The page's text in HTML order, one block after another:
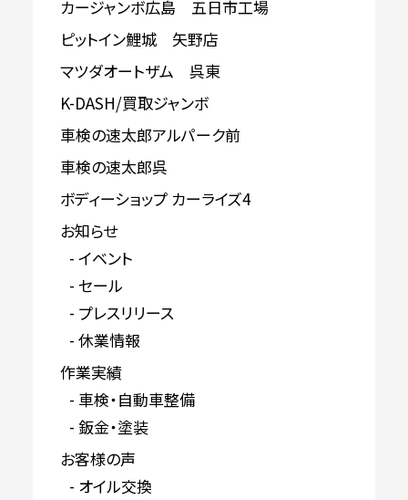
カージャンボ広島 五日市工場
ピットイン鯉城 矢野店
マツダオートザム 呉東
K-DASH/買取ジャンボ
車検の速太郎アルパーク前
車検の速太郎呉
ボディーショップ カーライズ4
お知らせ
イベント
セール
プレスリリース
休業情報
作業実績
車検・自動車整備
鈑金・塗装
お客様の声
オイル交換